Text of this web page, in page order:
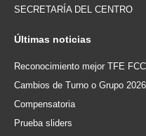
SECRETARÍA DEL CENTRO
Últimas noticias
Reconocimiento mejor TFE
Cambios de Turno o Grupo
Compensatoria
Prueba sliders